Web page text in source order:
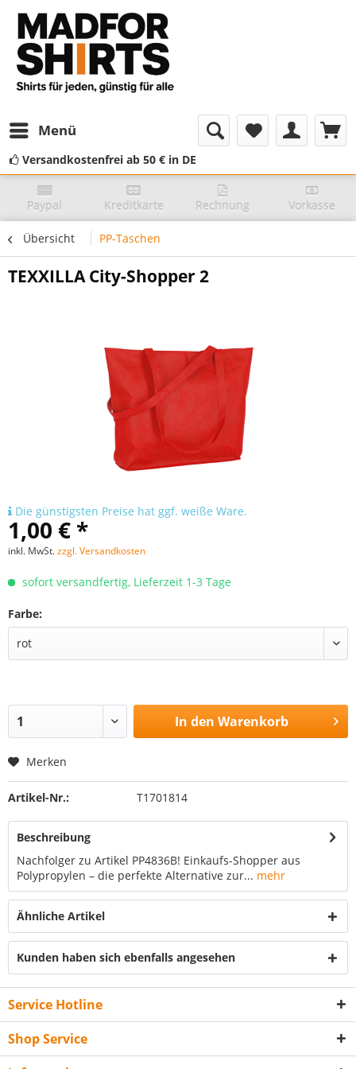
Menü
Versandkostenfrei ab 50 € in DE
Paypal Kreditkarte Rechnung Vorkasse
Übersicht PP-Taschen
TEXXILLA City-Shopper 2
Die günstigsten Preise hat ggf. weiße Ware.
1,00 € *
inkl. MwSt.zzgl. Versandkosten
sofort versandfertig, Lieferzeit 1-3 Tage
Farbe:
In den Warenkorb
Merken
Artikel-Nr.: T1701814
Beschreibung
Nachfolger zu Artikel PP4836B! Einkaufs-Shopper aus
Polypropylen – die perfekte Alternative zur... mehr
Ähnliche Artikel
Kunden haben sich ebenfalls angesehen
Service Hotline
Shop Service